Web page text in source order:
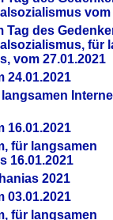
vom
Tag des
für
vom 27.01.2021
24.01.2021
16.01.2021
für langsamen
16.01.2021
2021
03.01.2021
für langsamen